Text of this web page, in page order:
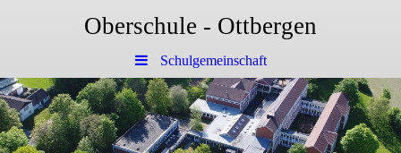
Oberschule - Ottbergen
Schulgemeinschaft